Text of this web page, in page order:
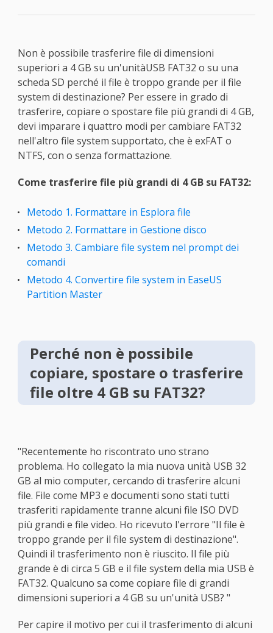
Non è possibile trasferire file di dimensioni
superiori a 4 GB su un'unitàUSB FAT32 o su una
scheda SD perché il file è troppo grande per il file
system di destinazione? Per essere in grado di
trasferire, copiare o spostare file più grandi di 4 GB,
devi imparare i quattro modi per cambiare FAT32
nell'altro file system supportato, che è exFAT o
NTFS, con o senza formattazione.
Come trasferire file più grandi di 4 GB su FAT32:
Metodo 1. Formattare in Esplora file
Metodo 2. Formattare in Gestione disco
Metodo 3. Cambiare file system nel prompt dei
comandi
Metodo 4. Convertire file system in EaseUS
Partition Master
Perché non è possibile
copiare, spostare o trasferire
file oltre 4 GB su FAT32?
"Recentemente ho riscontrato uno strano
problema. Ho collegato la mia nuova unità USB 32
GB al mio computer, cercando di trasferire alcuni
file. File come MP3 e documenti sono stati tutti
trasferiti rapidamente tranne alcuni file ISO DVD
più grandi e file video. Ho ricevuto l'errore "Il file è
troppo grande per il file system di destinazione".
Quindi il trasferimento non è riuscito. Il file più
grande è di circa 5 GB e il file system della mia USB è
FAT32. Qualcuno sa come copiare file di grandi
dimensioni superiori a 4 GB su un'unità USB? "
Per capire il motivo per cui il trasferimento di alcuni